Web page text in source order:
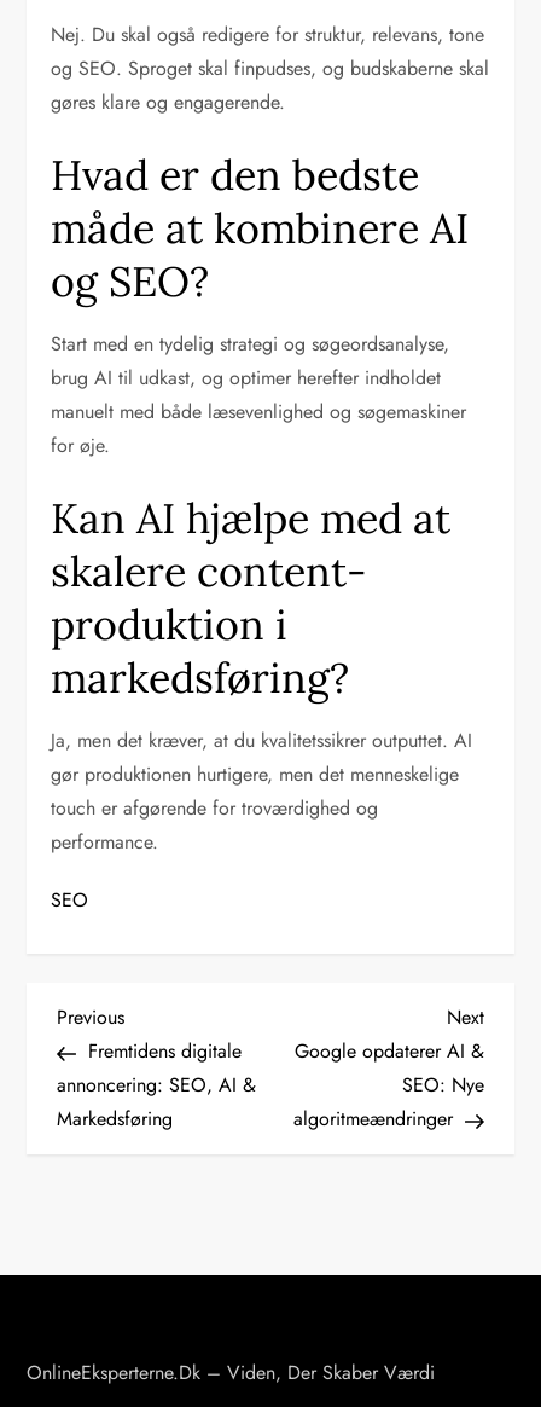
Nej. Du skal også redigere for struktur, relevans, tone
og SEO. Sproget skal finpudses, og budskaberne skal
gøres klare og engagerende.
Hvad er den bedste
måde at kombinere AI
og SEO?
Start med en tydelig strategi og søgeordsanalyse,
brug AI til udkast, og optimer herefter indholdet
manuelt med både læsevenlighed og søgemaskiner
for øje.
Kan AI hjælpe med at
skalere content-
produktion i
markedsføring?
Ja, men det kræver, at du kvalitetssikrer outputtet. AI
gør produktionen hurtigere, men det menneskelige
touch er afgørende for troværdighed og
performance.
SEO
I
n
d
g
Previous
Post
Previous
Fremtidens digitale
annoncering: SEO, AI &
Markedsføring
Next
Post
Next
Google opdaterer AI &
SEO: Nye
algoritmeændringer
OnlineEksperterne.dk – Viden, Der Skaber Værdi